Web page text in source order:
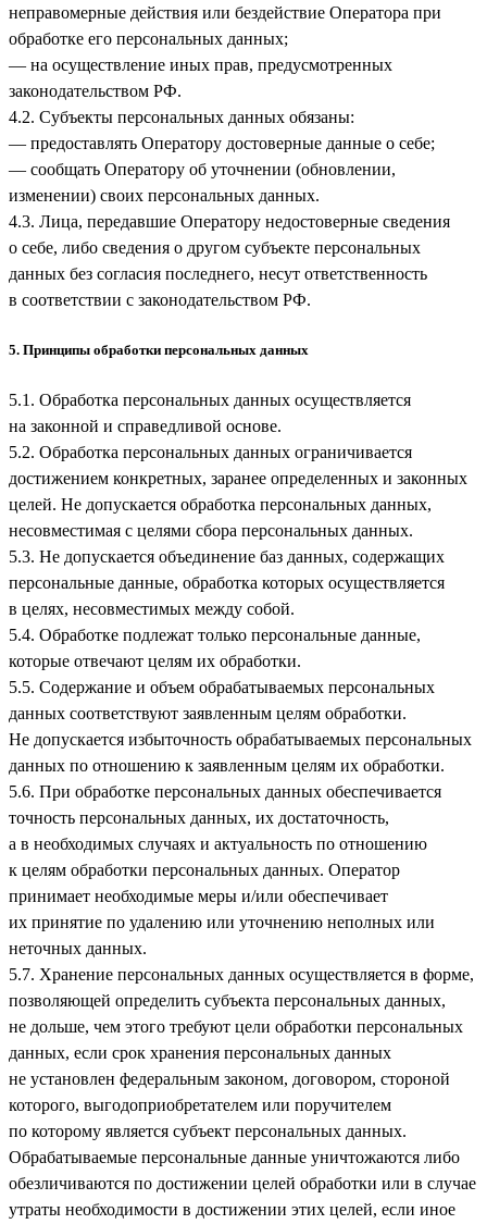
неправомерные действия или бездействие Оператора при
обработке его персональных данных;
— на осуществление иных прав, предусмотренных
законодательством РФ.
4.2. Субъекты персональных данных обязаны:
— предоставлять Оператору достоверные данные о себе;
— сообщать Оператору об уточнении (обновлении,
изменении) своих персональных данных.
4.3. Лица, передавшие Оператору недостоверные сведения
о себе, либо сведения о другом субъекте персональных
данных без согласия последнего, несут ответственность
в соответствии с законодательством РФ.
5. Принципы обработки персональных данных
5.1. Обработка персональных данных осуществляется
на законной и справедливой основе.
5.2. Обработка персональных данных ограничивается
достижением конкретных, заранее определенных и законных
целей. Не допускается обработка персональных данных,
несовместимая с целями сбора персональных данных.
5.3. Не допускается объединение баз данных, содержащих
персональные данные, обработка которых осуществляется
в целях, несовместимых между собой.
5.4. Обработке подлежат только персональные данные,
которые отвечают целям их обработки.
5.5. Содержание и объем обрабатываемых персональных
данных соответствуют заявленным целям обработки.
Не допускается избыточность обрабатываемых персональных
данных по отношению к заявленным целям их обработки.
5.6. При обработке персональных данных обеспечивается
точность персональных данных, их достаточность,
а в необходимых случаях и актуальность по отношению
к целям обработки персональных данных. Оператор
принимает необходимые меры и/или обеспечивает
их принятие по удалению или уточнению неполных или
неточных данных.
5.7. Хранение персональных данных осуществляется в форме,
позволяющей определить субъекта персональных данных,
не дольше, чем этого требуют цели обработки персональных
данных, если срок хранения персональных данных
не установлен федеральным законом, договором, стороной
которого, выгодоприобретателем или поручителем
по которому является субъект персональных данных.
Обрабатываемые персональные данные уничтожаются либо
обезличиваются по достижении целей обработки или в случае
утраты необходимости в достижении этих целей, если иное